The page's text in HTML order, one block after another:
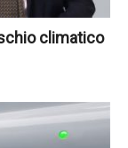
climatico